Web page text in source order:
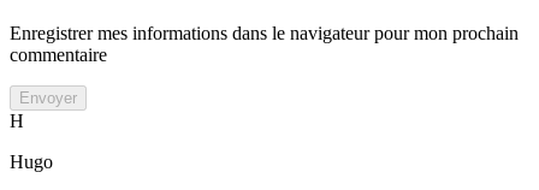
Enregistrer mes informations dans le navigateur pour mon prochain
commentaire
Envoyer
H
Hugo